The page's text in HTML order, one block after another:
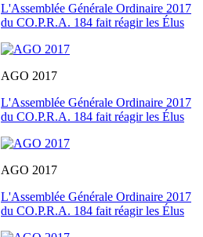
L'Assemblée Générale Ordinaire 2017
du CO.P.R.A. 184 fait réagir les Élus
AGO 2017
L'Assemblée Générale Ordinaire 2017
du CO.P.R.A. 184 fait réagir les Élus
AGO 2017
L'Assemblée Générale Ordinaire 2017
du CO.P.R.A. 184 fait réagir les Élus